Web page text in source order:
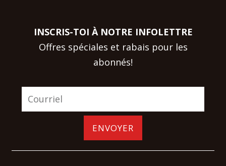
INSCRIS-TOI À NOTRE INFOLETTRE
Offres spéciales et rabais pour les
abonnés!
ENVOYER